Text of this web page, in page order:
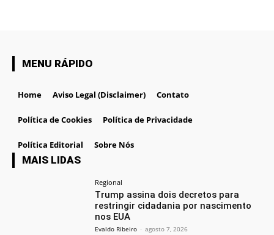
MENU RÁPIDO
Home Aviso Legal (Disclaimer) Contato
Política de Cookies Política de Privacidade
Política Editorial Sobre Nós
MAIS LIDAS
Regional
Trump assina dois decretos para
restringir cidadania por nascimento
nos EUA
Evaldo Ribeiro - agosto 7, 2026